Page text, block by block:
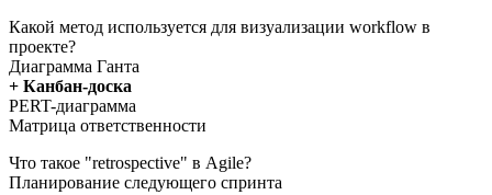
Какой метод используется для визуализации workflow в
проекте?
Диаграмма Ганта
+ Канбан-доска
PERT-диаграмма
Матрица ответственности
Что такое "retrospective" в Agile?
Планирование следующего спринта